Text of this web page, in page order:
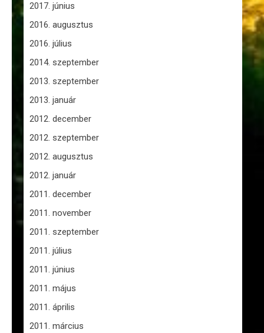
2017. június
2016. augusztus
2016. július
2014. szeptember
2013. szeptember
2013. január
2012. december
2012. szeptember
2012. augusztus
2012. január
2011. december
2011. november
2011. szeptember
2011. július
2011. június
2011. május
2011. április
2011. március